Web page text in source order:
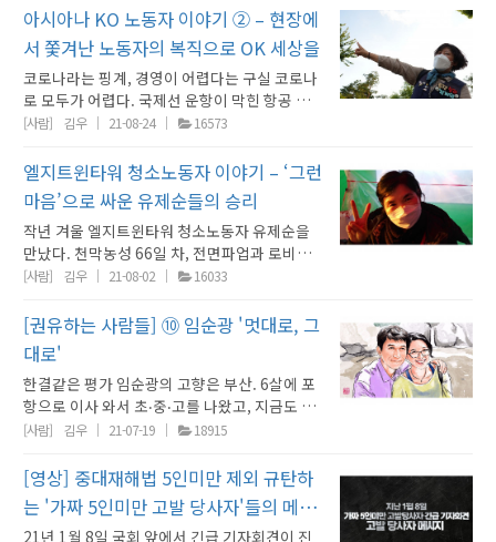
고 지난 6년 간 그 어떤 정규직 아나운서보다 더
많이 일을 했습니다. 주말 당직도 서고 방송과는
상관이 없는 행정 업무도 몇 년 동안 했었기 때문
에 '내가 그만둘 이유는 없다 회사의 부당한 처사
고 내 권리를 찾아야겠다'라고 생각을 하게 됐습
니다. ● 정규직 아나운서와 프리랜서 아나운서
어서는 정규직 아나운서와 프리랜서 아나운서들
의 업무가 다르지 않습니다. 평일 방송도 그렇고
주말에 당직근무 돌아가면서 하는 주말 뉴스데
스크 같은 경우에도 완전히 동일하고요. 방송 업
무에 있어서는 늘 휴가 때 서로 대타를 하면서 완
전히 동일한 업무를 했다고 보시면 될 거 같습니
회사 내 문서업무나 행정업무가 소소하게 있는
것으로 알고 있거든요. 아나운서를 떠나서 회사
에 정규직 직원으로서 해야 되는 그런 업무들은
소소하게 다를 수 있지만 아나운서라는 직종 내
에서 하는 일은 완전히 동일하고 그렇게 서로 대
체해 가면서 하는 그런 상황입니다. ● 왜 추가
적인 업무를 거부하지 못 하셨나요?당연히 해야
된다라고 생각했습니다. 회사 사무실에 제 책상,
컴퓨터, 모든 비품이 있고 정규직 아나운서들은
당연히 제 선배고 그분들은 저를 후배로 대했기
좋아서 이 일을 시작했기 때문에 아이들한테 좋
은 선생님이 되고 싶었는데, 일에 치이다보니 아
이들한테 소홀해지는게 가장 스트레스였어요.
예를 들면 아이들이 다퉜을 때 양쪽 이야기를 듣
고 어떻게 반응할지 고민해서 잘 대처하거나, 수
업 시간에 일상 이야기를 해도 잘 들어주고 싶었
니 그러지 못하는 부분이 제일 아쉬웠습니다. ●
권리찾기를 나선 이유는 무엇인가요? 제 노동 형
태는 근로자였음에도 불구하고, 개인 사업자로
등록되어 사업소득세를 납부하고 있었습니다.
이러한 일이 각종 업계에서 너무 비일비재하고,
당시 제 사업주도 이에 대한 문제의식이 전혀 없
미약하나마 행동으로 옮겨서 선례를 만들고 싶
다는 생각으로 권리 찾기에 나섰습니다.부당하
게 사업소득세를 부과하고 있는 사람들이 어떻
게 대처하고 있는지 찾아보기 위해 검색을 하던
중에, 권리찾기유니온이 이러한 노동자들의 공
동 진정을 넣는 등 활발하게 활동하고 있다는 것
은 어땠나요? 어떤 걸 느끼셨나요? 이러한 사업
주들의 행태를 제재할 제도가 전반적으로 너무
미비하다는 생각을 많이 했습니다. 이러한 행태
부터 했으니까 예를 들면 1학년 1반 1교시, 1학
년 2반 2교시 이런 식으로 거의 해마다 연 한 3만
명을 지도하고. 그리고 이렇게 맥도날드에서 요
구하는 부분을 우리 구단이 거기에 맞춰서 배정
표를 만들어서 우리한테 지시를 하는거죠. 그게
제일 큰 사업이었고 그게 끝나고 나면 여기 와서
되어 있기 때문에 거기서 일을 했습니다. 2012
년 당시 저는 구단이 정해준 시간표에 따라 부산
시내 70개가 넘는 초등학교에서 약 3만 명에 달
하는 아이들을 가르쳤습니다. 축구교실 외에도
구단이 요구하는 ‘아빠와 함께하는 프로그램’,
학부모 대상 비디오 영상제작, 초등교사님들 대
을 구단의 지시 하에 전부 진행해왔습니다. 개인
사업자가 뭘 하는지 그 다음에 계약서가 일반계
약서인지 근로자계약서인지 이런 부분도 사실
몰랐고. 구단에서 지시하는 모든 사항들을 안 따
를 수가 없잖아요. 그러면 1년마다 계약자체가
안 되잖아요. 저는 사무직원과 똑같이 3층에 출
요. 구단 봉고차를 사용하던 12세 감독 시절에는
차량담당 선생님들의 직원의 허락을 받아 사용
했으며, 경로나 이동시간 그리고 킬로(km) 수를
아요. 제가 새벽 4시에 출근해서 오후 4시에 퇴
근이었어요. 하루에 제가 한 600명~800명 분
식사를 만들어야 돼요. 아침에 보통 혼자 가가지
고 새벽에 한 100명에서 120명 분 아침식사를
혼자 하거든요. 준비해 놓고 점심에 400명~500
명 그때는 직원들이 출근하기 시작해요. 저녁에
놓고 4시에 퇴근이에요. 그 시간 안에 끝낼 수가
없으니까 맨날 연장근무하게 되고요. 또 사업주
가 무슨 개인적인 모임있거나 약속이 있으면 딱
내려와요. "오늘은 메뉴가 뭐다" "준비해라" "삼
겹살이다, 뭐다" "준비해라" 그러면 또 그거 맞
춰서 준비하면 (저녁) 6시 (퇴근) 기본으로? 장
그만두는 사람 이틀 나오는 사람. 이러다 보니까
이게 내 직장이고 내 권리를 찾아야 되고 이런 것
자체가 좀 동떨어진 느낌이에요. 우리는 하루하
루 연명해서 살아가는 느낌으로 그냥 (월급) 수
령하는 느낌으로 사는 거죠. 내 권리를 찾고 내가
오늘 여기서 몇 시간을 근무를 하고 또 내가 오늘
를 전혀 생각을 못했죠. 그냥 너무 업무에 바빠
요. 그냥 맨날 사람 바뀌니까 거기에 (적응)하고.
근데 어느 날 자꾸 주변 환경이랑 이렇게 보면 좀
농성 중이었다. 8개월 남짓 시간이 흘러 한여름
에 만난 유제순은 부당해고에 맞서 당당히 지켜
낸 민주노조 엘지빌딩분회의 분회장으로 더 빛
나고 더 단단해져 있었다. [사진 1] ‘LG마포빌딩
첫 출근! 청소노동자 노동권 향상을 위해 노력하
겠습니다’ 7월 1일 첫 출근날 오전 5시 엘지마포
바뀐 현장 달라진 시선 “시키면 시키는 대로 했
지. 잘리면 어디로 가나 싶어서 죽는시늉까지 하
면서.” 그러다 민주노조를 만들면서 변해왔다.
항상 수그러져 있던 어깨부터 펴졌다. 해고 통보
에 맞서 싸우는 동안 ‘내 등 뒤엔 민주노총이 있
다, 뭉치면 살게끔 돼 있다, 회사의 부당함에 덤
강산도 변한다는데 회사는 세월 흐른다고 변하
는 곳이 아니었다. 10년여 최저임금으로 부리고
그마저 임금꺾기를 해서 주말 무급 노동으로까
지 부려 먹었다. 하지만 농성을 승리로 마친 지난
4월 30일 노사 합의 뒤로 현장은 바로 바뀌어 버
렸다. 핵심은 노조이며 단결이고 투쟁이었다. 목
겠다며 오히려 노동자 눈치를 보고 분회장님 무
섭다고 한다. 노조 하나 있고 없고가, 노조 하나
지켜내고 못 지켜내고가 하늘과 땅 차이다. 136
아시아나 KO 노동자 이야기 ② – 현장에
서 쫓겨난 노동자의 복직으로 OK 세상을
코로나라는 핑계, 경영이 어렵다는 구실 코로나
로 모두가 어렵다. 국제선 운항이 막힌 항공 산업
에 쏟아부은 기간산업안정기금은 ‘함께 살자’는
코로나 시국에 ‘나만 살자’고 2조 4천억 원만 냉
큼 받아먹고는 하청노동자 고용유지엔 딴청이고
그 책임은 뒷전이다. 사실 코로나로 모두가 어려
운 게 아니다. 금호아시아나항공은 2019년 1조
6천억, 2020년 1조 7천억의 자금을 지원받았
다. 그런데 전 회장인 박삼구는 수천억대 배임과
표권 사용료 120억을 받아 챙겼다. 그러고도 여
전히 금호문화재단의 이사로 영향력을 행사한
다. 금호문화재단은 아시아나케이오를 포함해
서 2차 하청사 8개 업체의 지분 100%를 소유하
는 공익법인이다. 각종 세금을 면제받으면서 공
익활동이 아닌 ‘남는 장사’를 해왔다. 금호아시
년 수십억을 가로채는 방식이었다. 아시아나케
이오는 금호아시아나항공 자회사의 하도급 회사
로 기내 청소와 수하물 분류 작업을 한다. 항공산
[사람] 김우 21-08-24 16573
엘지트윈타워 청소노동자 이야기 – ‘그런
마음’으로 싸운 유제순들의 승리
작년 겨울 엘지트윈타워 청소노동자 유제순을
만났다. 천막농성 66일 차, 전면파업과 로비농
성 3일 차 되는 날이었다. 마침 그날은 그이가,
로 가는 동료 이탈자 3명의 모습과 마주친 날이
기도 했다. 유제순은 나름 이해하려고 했다. 사
측이 200~500만 원으로 제시하는 위로금이며,
7~8년 노동에 1700~1800만 원의 퇴직금이며,
몇 달 치의 실업급여를 생각하면 마음이 갈팡질
팡할 거라고. '언제 끝날지 모르는 투쟁으로 개
어질 수 있겠다고 말이다. 하지만 솔직하게는 가
슴이 찢어지고 심장이 떨어져 나가는 것 같은 느
낌이라 말한다. 1년 4개월 여 같이 싸운 날들이
[사람] 김우 21-08-02 16033
[권유하는 사람들] ⑩ 임순광 '멋대로, 그
대로'
한결같은 평가 임순광의 고향은 부산. 6살에 포
항으로 이사 와서 초‧중‧고를 나왔고, 지금도 포
항에서 민주노총 경북지역본부 정책국장으로 활
투리라서 인터뷰 도중 되묻게 되는 일이 몇 차례
있었다. 노사 단체협약 협상 자리에서 상대편이
기가 죽곤 했는데 쉬 알아듣지 못할 사투리로 기
[사람] 김우 21-07-19 18915
[영상] 중대재해법 5인미만 제외 규탄하
는 '가짜 5인미만 고발 당사자'들의 메시
지
21년 1월 8일 국회 앞에서 긴급 기자회견이 진